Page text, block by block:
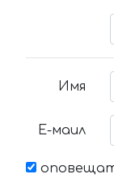
Имя
Е-маил